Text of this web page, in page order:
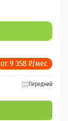
от 9 358 ₽/мес
Передний